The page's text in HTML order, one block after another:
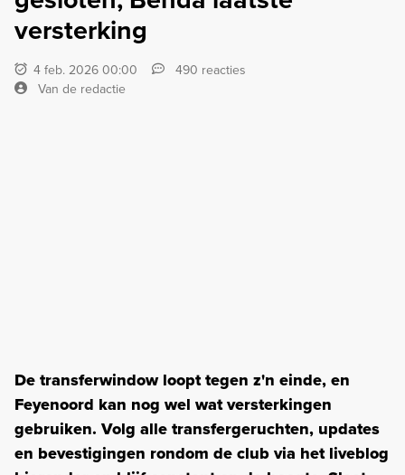
versterking
4 feb. 2026 00:00
490 reacties
Van de redactie
De transferwindow loopt tegen z'n einde, en
Feyenoord kan nog wel wat versterkingen
gebruiken. Volg alle transfergeruchten, updates
en bevestigingen rondom de club via het liveblog